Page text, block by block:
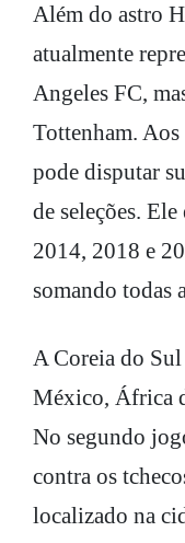
Além do astro
atualmente
Angeles FC,
Tottenham. Aos
pode disputar
de seleções.
2014, 2018 e
somando todas
A Coreia do
México, África
No segundo
contra os
localizado na